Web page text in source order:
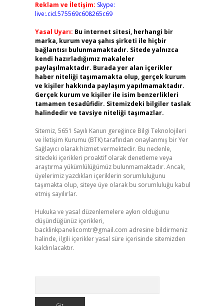
Reklam ve İletişim: Skype:
live:.cid.575569c608265c69
Yasal Uyarı: Bu internet sitesi, herhangi bir
marka, kurum veya şahıs şirketi ile hiçbir
bağlantısı bulunmamaktadır. Sitede yalnızca
kendi hazırladığımız makaleler
paylaşılmaktadır. Burada yer alan içerikler
haber niteliği taşımamakta olup, gerçek kurum
ve kişiler hakkında paylaşım yapılmamaktadır.
Gerçek kurum ve kişiler ile isim benzerlikleri
tamamen tesadüfidir. Sitemizdeki bilgiler taslak
halindedir ve tavsiye niteliği taşımazlar.
Sitemiz, 5651 Sayılı Kanun gereğince Bilgi Teknolojileri
ve İletişim Kurumu (BTK) tarafından onaylanmış bir Yer
Sağlayıcı olarak hizmet vermektedir. Bu nedenle,
sitedeki içerikleri proaktif olarak denetleme veya
araştırma yükümlülüğümüz bulunmamaktadır. Ancak,
üyelerimiz yazdıkları içeriklerin sorumluluğunu
taşımakta olup, siteye üye olarak bu sorumluluğu kabul
etmiş sayılırlar.
Hukuka ve yasal düzenlemelere aykırı olduğunu
düşündüğünüz içerikleri,
backlinkpanelicomtr@gmail.com adresine bildirmeniz
halinde, ilgili içerikler yasal süre içerisinde sitemizden
kaldırılacaktır.